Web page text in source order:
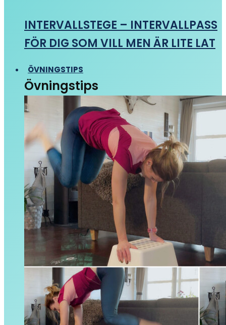
INTERVALLSTEGE – INTERVALLPASS
FÖR DIG SOM VILL MEN ÄR LITE LAT
ÖVNINGSTIPS
Övningstips